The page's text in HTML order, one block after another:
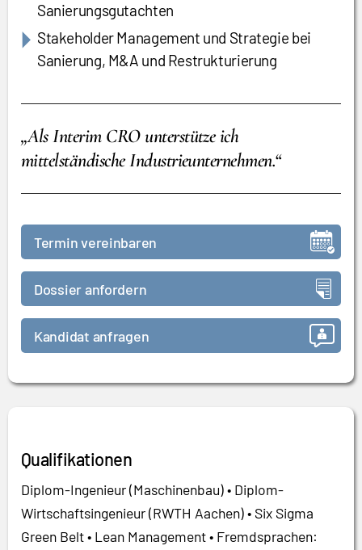
Sanierungsgutachten
Stakeholder Management und Strategie bei
Sanierung, M&A und Restrukturierung
„Als Interim CRO unterstütze ich
mittelständische Industrieunternehmen.“
Termin vereinbaren
Dossier anfordern
Kandidat anfragen
Qualifikationen
Diplom-Ingenieur (Maschinenbau) • Diplom-
Wirtschaftsingenieur (RWTH Aachen) • Six Sigma
Green Belt • Lean Management • Fremdsprachen: